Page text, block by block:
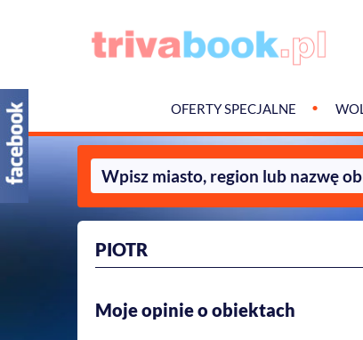
OFERTY SPECJALNE
PIOTR
Moje opinie o obiektach